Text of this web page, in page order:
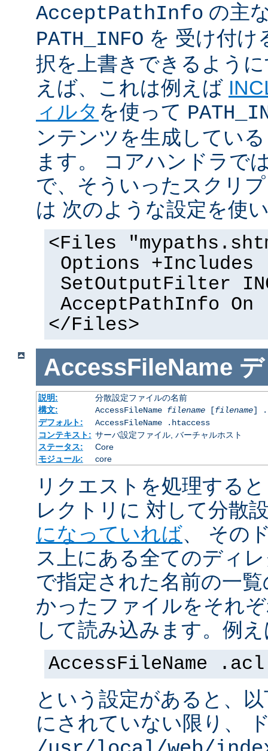
AcceptPathInfo の主
PATH_INFO を 受け付け
択を上書きできるよう
えば、これは例えば
ィルタ を使って
ンテンツを生成してい
ます。 コアハンドラで
で、そういったスクリ
は 次のような設定を使
<Files
Options +Includes
SetOutputFilter
AcceptPathInfo On
</Files>
AccessFileName
説明:
分散設定ファイルの名前
構文:
AccessFileName filename[filename]
デフォルト:
AccessFileName .htaccess
コンテキスト: サーバ設定ファイル, バーチャルホスト
ステータス:
Core
モジュール:
core
リクエストを処理する
レクトリに 対して分散
になっていれば、 その
ス上にある全てのディ
で指定された名前の一
かったファイルをそれ
して読み込みます。例
AccessFileName .acl
という設定があると、
にされていない限り、